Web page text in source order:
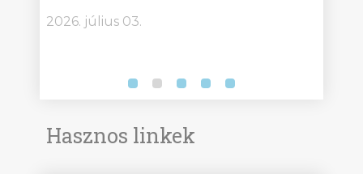
2026. július 03.
Hasznos linkek